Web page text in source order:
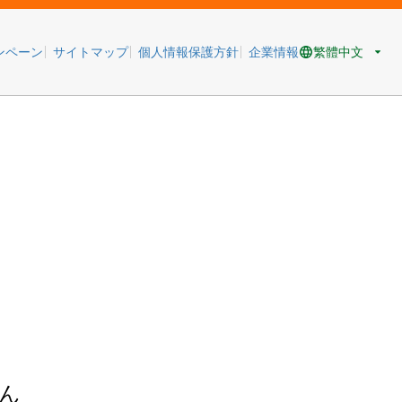
ペーン サイトマップ 個人情報保護方針 企業情報 繁體中文